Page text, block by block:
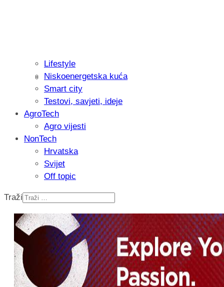
Recenzija: Philips All-in-One Trimmer
muškarcu
Isprobali smo: Thermostar
Lifestyle
Niskoenergetska kuća
Smart city
Testovi, savjeti, ideje
AgroTech
Agro vijesti
NonTech
Hrvatska
Svijet
Off topic
Traži